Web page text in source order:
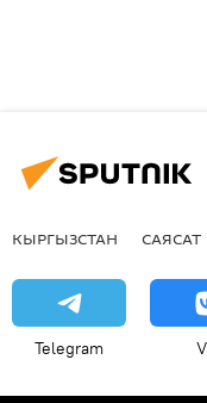
КЫРГЫЗСТАН САЯСАТ
Telegram